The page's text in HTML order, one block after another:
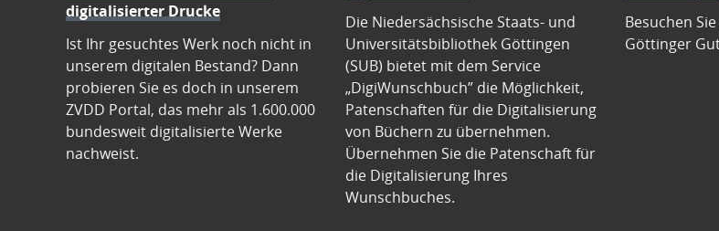
digitalisierter Drucke
Ist Ihr gesuchtes Werk noch nicht in
unserem digitalen Bestand? Dann
probieren Sie es doch in unserem
ZVDD Portal, das mehr als 1.600.000
bundesweit digitalisierte Werke
nachweist.
Die Niedersächsische Staats- und
Universitätsbibliothek Göttingen
(SUB) bietet mit dem Service
„DigiWunschbuch” die Möglichkeit,
Patenschaften für die Digitalisierung
von Büchern zu übernehmen.
Übernehmen Sie die Patenschaft für
die Digitalisierung Ihres
Wunschbuches.
Besuchen
Göttinger